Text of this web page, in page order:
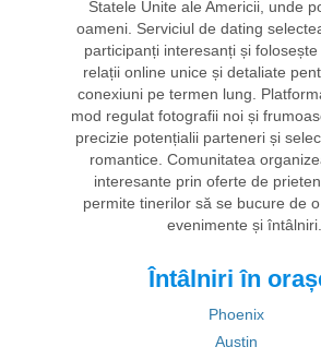
Statele Unite ale Americii, unde
oameni. Serviciul de dating
participanți interesanți și
relații online unice și detaliate
conexiuni pe termen lung.
mod regulat fotografii noi și
precizie potențialii parteneri și
romantice. Comunitatea
interesante prin oferte de
permite tinerilor să se bucure de
evenimente și întâlniri.
Întâlniri în
Phoenix
Austin